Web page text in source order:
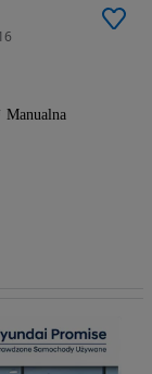
Manualna